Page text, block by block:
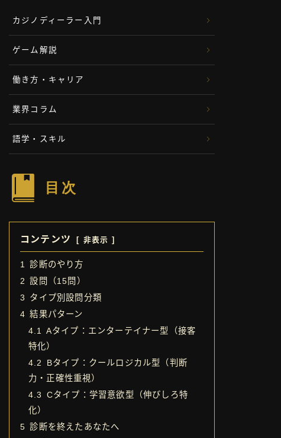
カジノディーラー入門
ゲーム解説
働き方・キャリア
業界コラム
語学・スキル
目次
コンテンツ 非表示
1
診断のやり方
2 設問（15問）
3
タイプ別設問分類
4 結果パターン
4.1
Aタイプ：エンターテイナー型（接客
特化）
4.2
Bタイプ：クールロジカル型（判断
力・正確性重視）
4.3
Cタイプ：学習意欲型（伸びしろ特
化）
5 診断を終えたあなたへ